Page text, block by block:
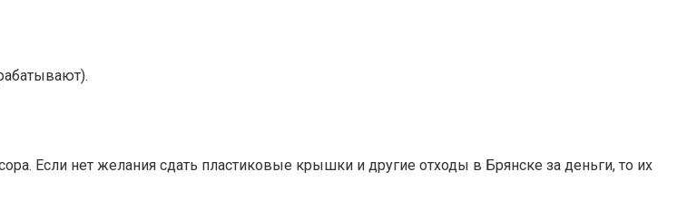
Если нет желания сдать пластиковые крышки и другие отходы в Брянске за деньги, то их